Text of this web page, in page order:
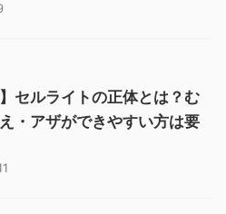
】セルライトの正体とは？む
・アザができやすい方は要